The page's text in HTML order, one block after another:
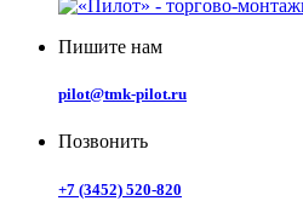
Пишите нам
pilot@tmk-pilot.ru
Позвонить
+7 (3452) 520-820